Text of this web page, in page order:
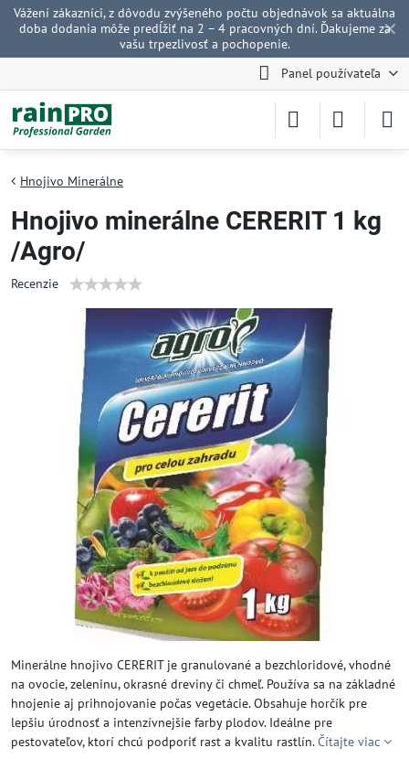
✕
Vážení zákazníci, z dôvodu zvýšeného počtu objednávok sa aktuálna
doba dodania môže predĺžiť na 2 – 4 pracovných dní. Ďakujeme za
vašu trpezlivosť a pochopenie.
Panel používateľa
Hnojivo Minerálne
Hnojivo minerálne CERERIT 1 kg
/Agro/
Recenzie
Minerálne hnojivo CERERIT je granulované a bezchloridové, vhodné
na ovocie, zeleninu, okrasné dreviny či chmeľ. Používa sa na základné
hnojenie aj prihnojovanie počas vegetácie. Obsahuje horčík pre
lepšiu úrodnosť a intenzívnejšie farby plodov. Ideálne pre
pestovateľov, ktorí chcú podporiť rast a kvalitu rastlín.Čítajte viac